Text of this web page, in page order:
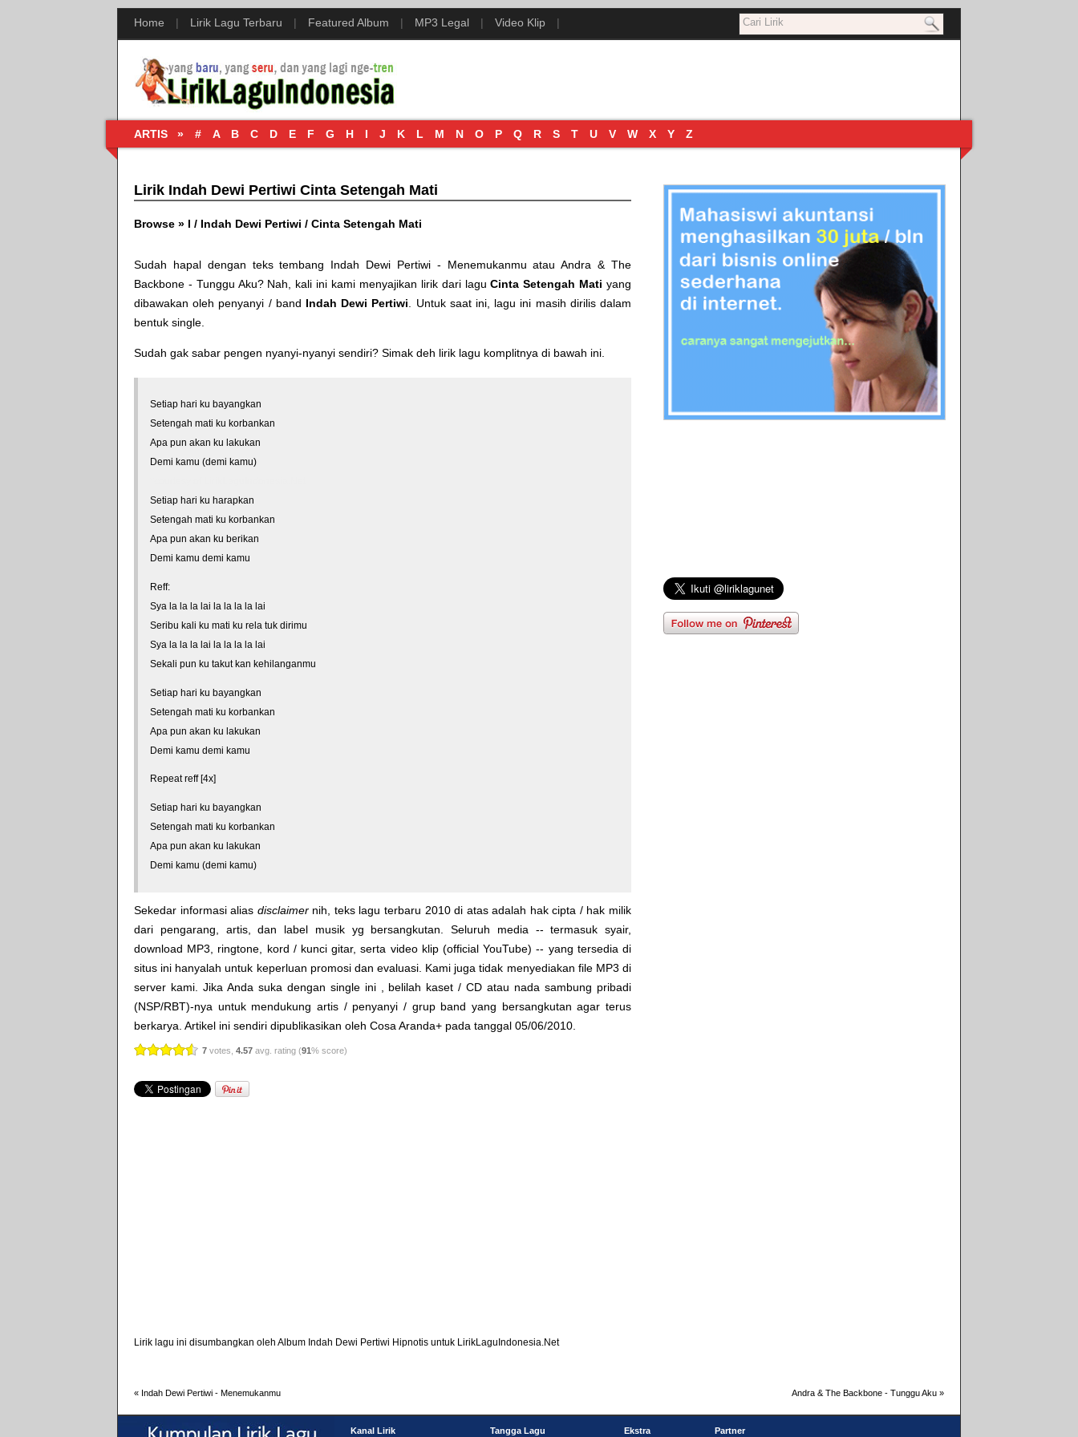
Home | Lirik Lagu Terbaru | Featured Album | MP3 Legal | Video Klip |
ARTIS » # A B C D E F G H I J K L M N O P Q R S T U V W X Y Z
Lirik Indah Dewi Pertiwi Cinta Setengah Mati
Browse » I / Indah Dewi Pertiwi / Cinta Setengah Mati
Sudah hapal dengan teks tembang Indah Dewi Pertiwi - Menemukanmu atauAndra & The
Backbone - Tunggu Aku? Nah, kali ini kami menyajikan lirik dari laguCinta Setengah Mati yang
dibawakan oleh penyanyi / band Indah Dewi Pertiwi . Untuk saat ini, lagu ini masih dirilis dalam
bentuk single.
Sudah gak sabar pengen nyanyi-nyanyi sendiri? Simak deh lirik lagu komplitnya di bawah ini.
Setiap hari ku bayangkan
Setengah mati ku korbankan
Apa pun akan ku lakukan
Demi kamu (demi kamu)
Setiap hari ku harapkan
Setengah mati ku korbankan
Apa pun akan ku berikan
Demi kamu demi kamu
Reff:
Sya la la la lai la la la la lai
Seribu kali ku mati ku rela tuk dirimu
Sya la la la lai la la la la lai
Sekali pun ku takut kan kehilanganmu
Setiap hari ku bayangkan
Setengah mati ku korbankan
Apa pun akan ku lakukan
Demi kamu demi kamu
Repeat reff [4x]
Setiap hari ku bayangkan
Setengah mati ku korbankan
Apa pun akan ku lakukan
Demi kamu (demi kamu)
Sekedar informasi alias disclaimernih, teks lagu terbaru 2010 di atas adalah hak cipta / hak milik
dari pengarang, artis, dan label musik yg bersangkutan. Seluruh media -- termasuk syair,
download MP3, ringtone, kord / kunci gitar, serta video klip (official YouTube) -- yang tersedia di
situs ini hanyalah untuk keperluan promosi dan evaluasi. Kami juga tidak menyediakan file MP3 di
server kami. Jika Anda suka dengan single ini , belilah kaset / CD atau nada sambung pribadi
(NSP/RBT)-nya untuk mendukung artis / penyanyi / grup band yang bersangkutan agar terus
berkarya. Artikel ini sendiri dipublikasikan oleh Cosa Aranda+ pada tanggal 05/06/2010.
7 votes, 4.57 avg. rating (91% score)
Lirik lagu ini disumbangkan oleh Album Indah Dewi Pertiwi Hipnotis untuk LirikLaguIndonesia.Net
« Indah Dewi Pertiwi - Menemukanmu Andra & The Backbone - Tunggu Aku »
Kanal Lirik Tangga Lagu Ekstra Partner